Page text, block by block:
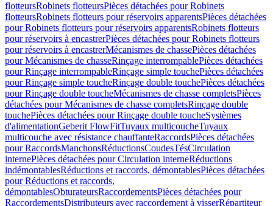
flotteursRobinets flotteursPièces détachées pour Robinets
flotteursRobinets flotteurs pour réservoirs apparentsPièces détachées
pour Robinets flotteurs pour réservoirs apparentsRobinets flotteurs
pour réservoirs à encastrerPièces détachées pour Robinets flotteurs
pour réservoirs à encastrerMécanismes de chassePièces détachées
pour Mécanismes de chasseRinçage interrompablePièces détachées
pour Rinçage interrompableRinçage simple touchePièces détachées
pour Rinçage simple toucheRinçage double touchePièces détachées
pour Rinçage double toucheMécanismes de chasse completsPièces
détachées pour Mécanismes de chasse completsRinçage double
touchePièces détachées pour Rinçage double toucheSystèmes
d'alimentationGeberit FlowFitTuyaux multicoucheTuyaux
multicouche avec résistance chauffanteRaccordsPièces détachées
pour RaccordsManchonsRéductionsCoudesTésCirculation
internePièces détachées pour Circulation interneRéductions
indémontablesRéductions et raccords, démontablesPièces détachées
pour Réductions et raccords,
démontablesObturateursRaccordementsPièces détachées pour
RaccordementsDistributeurs avec raccordement à visserRépartiteur